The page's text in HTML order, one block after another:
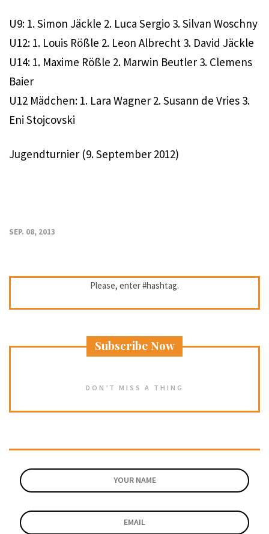
U9: 1. Simon Jäckle 2. Luca Sergio 3. Silvan Woschny
U12: 1. Louis Rößle 2. Leon Albrecht 3. David Jäckle
U14: 1. Maxime Rößle 2. Marwin Beutler 3. Clemens
Baier
U12 Mädchen: 1. Lara Wagner 2. Susann de Vries 3.
Eni Stojcovski
Jugendturnier (9. September 2012)
SEP. 08, 2013
Please, enter #hashtag.
Subscribe Now
DON’T MISS A THING